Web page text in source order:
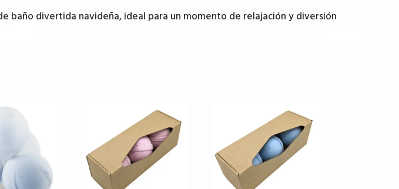
baño divertida navideña, ideal para un momento de relajación y diversión